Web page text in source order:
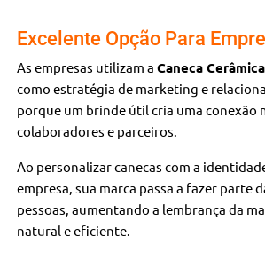
Excelente Opção Para
As empresas utilizam aCaneca
como estratégia de marketing e
porque um brinde útil cria uma conexão
colaboradores e parceiros.
Ao personalizar canecas com a
empresa, sua marca passa a fazer parte
pessoas, aumentando a lembrança da
natural e eficiente.